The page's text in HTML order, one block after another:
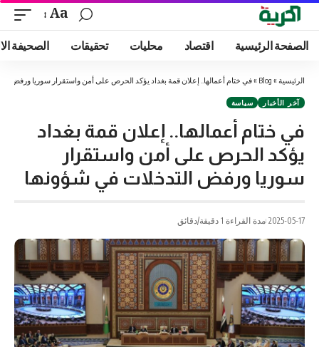
Aa
الصفحة الرئيسية اقتصاد محليات تحقيقات الصحيفة
الرئيسية »
Blog
»في ختام أعمالها.. إعلان قمة بغداد يؤكد الحرص على أمن واستقرار سوريا ورفض
آخر الأخبار سياسة
في ختام أعمالها.. إعلان قمة بغداد
يؤكد الحرص على أمن واستقرار
سوريا ورفض التدخلات في شؤونها
2025-05-17 مدة القراءة 1 دقيقة/دقائق